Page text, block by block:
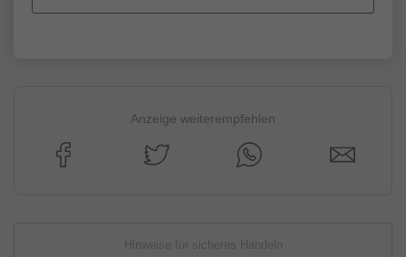
Anzeige weiterempfehlen
Hinweise für sicheres Handeln